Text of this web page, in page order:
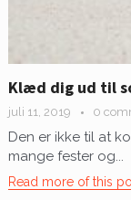
Klæd dig ud til
juli 11, 2019 0
Den er ikke til at
mange fester og...
Read more of this